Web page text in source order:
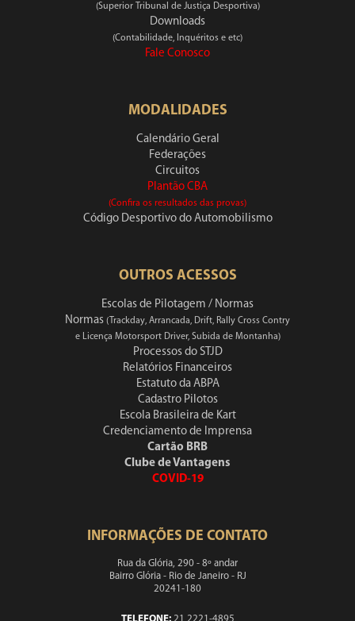
(Superior Tribunal de Justiça Desportiva)
Downloads
(Contabilidade, Inquéritos e etc)
Fale Conosco
MODALIDADES
Calendário Geral
Federações
Circuitos
Plantão CBA
(Confira os resultados das provas)
Código Desportivo do Automobilismo
OUTROS ACESSOS
Escolas de Pilotagem / Normas
Normas (Trackday, Arrancada, Drift, Rally Cross Contry
e Licença Motorsport Driver, Subida de Montanha)
Processos do STJD
Relatórios Financeiros
Estatuto da ABPA
Cadastro Pilotos
Escola Brasileira de Kart
Credenciamento de Imprensa
Cartão BRB
Clube de Vantagens
COVID-19
INFORMAÇÕES DE CONTATO
Rua da Glória, 290 - 8º andar
Bairro Glória - Rio de Janeiro - RJ
20241-180
TELEFONE:21 2221-4895